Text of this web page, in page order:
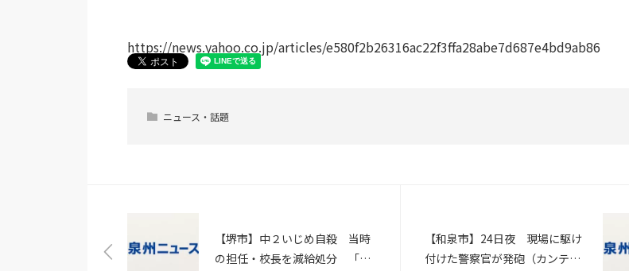
https://news.yahoo.co.jp/articles/e580f2b26316ac22f3ffa28abe7d687e4bd9ab86
ニュース・話題
【堺市】中２いじめ自殺 当時
の担任・校長を減給処分 「対
【和泉市】24日夜 現場に駆け
付けた警察官が発砲（カンテ